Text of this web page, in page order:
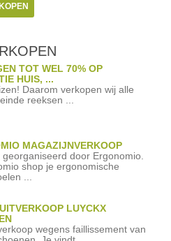
TOT WEL 70% OP
HUIS, ...
Daarom verkopen wij alle
reeksen ...
MAGAZIJNVERKOOP
georganiseerd door Ergonomio.
shop je ergonomische
...
LUYCKX
wegens faillissement van